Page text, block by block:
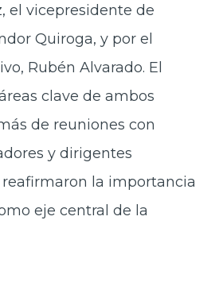
el vicepresidente de
Quiroga, y por el
Rubén Alvarado. El
clave de ambos
de reuniones con
y dirigentes
la importancia
eje central de la